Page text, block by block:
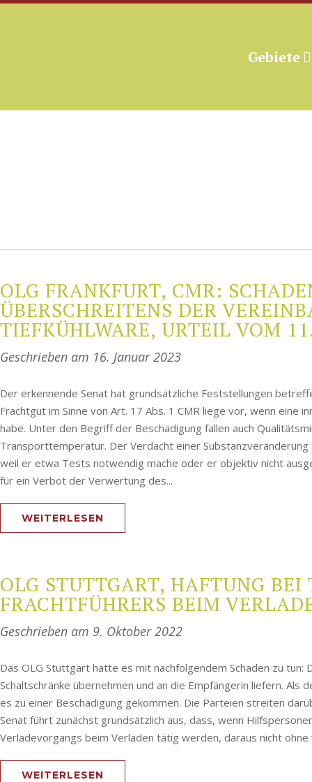
Gebiete
OLG FRANKFURT, CMR:
ÜBERSCHREITENS DER
TIEFKÜHLWARE, URTEIL VOM
Geschrieben am 16. Januar 2023
Der erkennende Senat hat grundsätzliche Feststellungen
Frachtgut im Sinne von Art. 17 Abs. 1 CMR liege vor, wenn
habe. Unter den Begriff der Beschädigung fallen auch
Transporttemperatur. Der Verdacht einer
weil er etwa Tests notwendig mache oder er objektiv nicht
für ein Verbot der Verwertung des...
WEITERLESEN
OLG STUTTGART, HAFTUNG BEI
FRACHTFÜHRERS BEIM
Geschrieben am 9. Oktober 2022
Das OLG Stuttgart hatte es mit nachfolgendem Schaden zu
Schaltschränke übernehmen und an die Empfängerin liefern.
es zu einer Beschädigung gekommen. Die Parteien streiten
Senat führt zunächst grundsätzlich aus, dass, wenn
Verladevorgangs beim Verladen tätig werden, daraus nicht
WEITERLESEN